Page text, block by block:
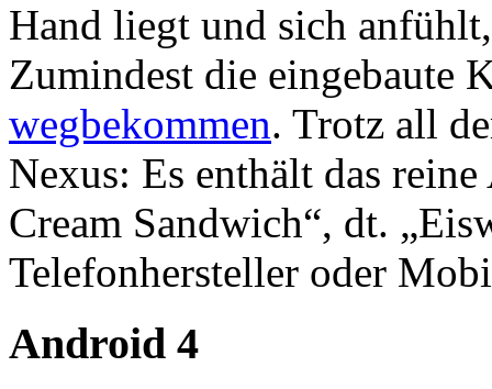
Hand liegt und sich
Zumindest die eingebaute
wegbekommen. Trotz all
Nexus: Es enthält das
Cream Sandwich“, dt.
Telefonhersteller oder
Android 4